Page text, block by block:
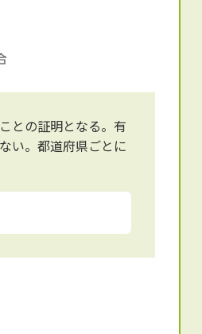
との証明となる。有
い。都道府県ごとに